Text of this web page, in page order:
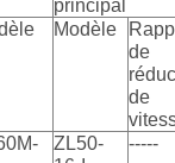
principal
Modèle
de
de
ZL50-
-----